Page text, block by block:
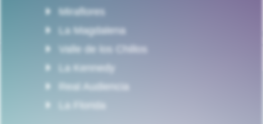
Miraflores
La Magdalena
Valle de los Chillos
La Kennedy
Real Audiencia
La Florida